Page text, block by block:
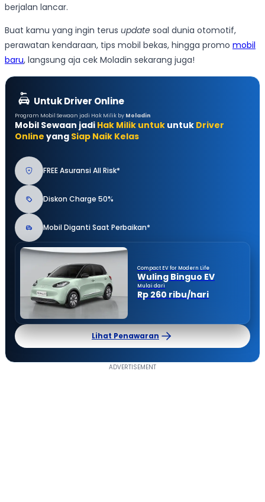
berjalan lancar.
Buat kamu yang ingin terus update soal dunia otomotif,
perawatan kendaraan, tips mobil bekas, hingga promo mobil
baru, langsung aja cek Moladin sekarang juga!
Untuk Driver Online
Program Mobil Sewaan jadi Hak Milik by Moladin
Mobil Sewaan jadi Hak Milik untuk untuk Driver
Online yang Siap Naik Kelas
FREE Asuransi All Risk*
Diskon Charge 50%
Mobil Diganti Saat Perbaikan*
Compact EV for Modern Life
Wuling Binguo EV
Mulai dari
Rp 260 ribu/hari
Lihat Penawaran